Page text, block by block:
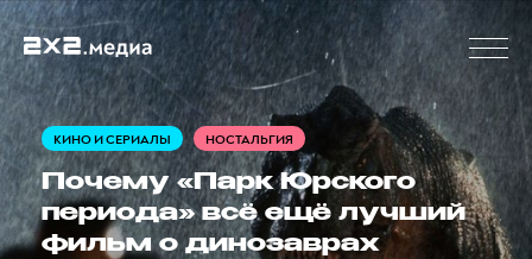
КИНО И СЕРИАЛЫ НОСТАЛЬГИЯ
Почему «Парк Юрского
периода» всё ещё лучший
фильм о динозаврах